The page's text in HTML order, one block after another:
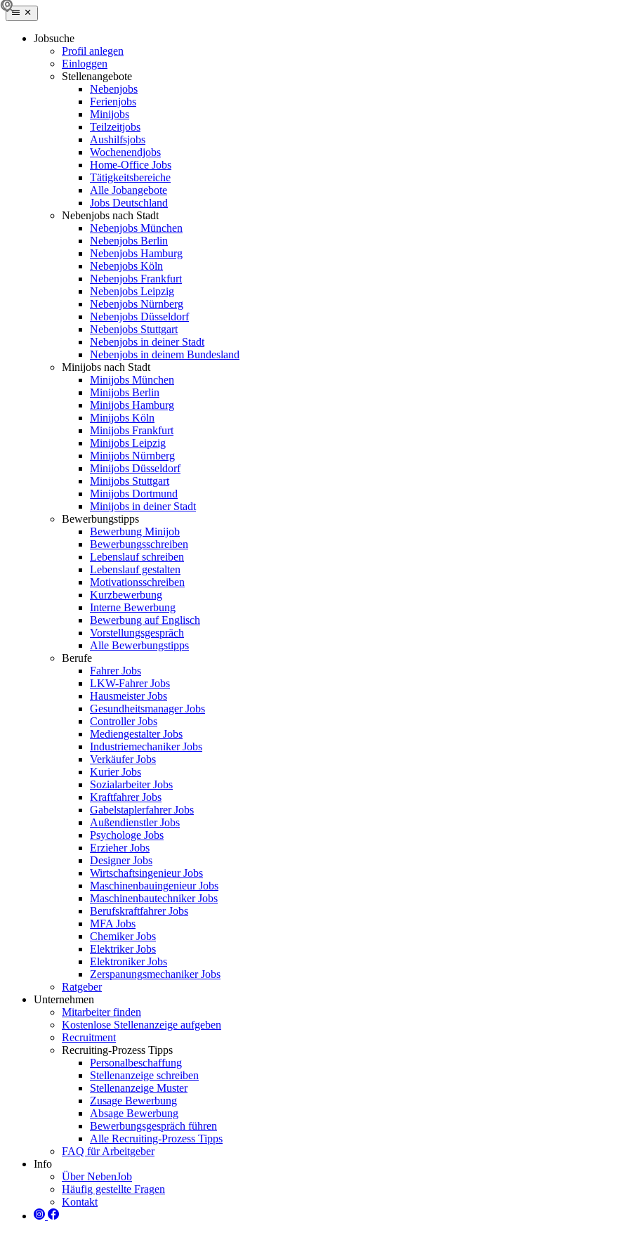
Jobsuche
Profil anlegen
Einloggen
Stellenangebote
Nebenjobs
Ferienjobs
Minijobs
Teilzeitjobs
Aushilfsjobs
Wochenendjobs
Home-Office Jobs
Tätigkeitsbereiche
Alle Jobangebote
Jobs Deutschland
Nebenjobs nach Stadt
Nebenjobs München
Nebenjobs Berlin
Nebenjobs Hamburg
Nebenjobs Köln
Nebenjobs Frankfurt
Nebenjobs Leipzig
Nebenjobs Nürnberg
Nebenjobs Düsseldorf
Nebenjobs Stuttgart
Nebenjobs in deiner Stadt
Nebenjobs in deinem Bundesland
Minijobs nach Stadt
Minijobs München
Minijobs Berlin
Minijobs Hamburg
Minijobs Köln
Minijobs Frankfurt
Minijobs Leipzig
Minijobs Nürnberg
Minijobs Düsseldorf
Minijobs Stuttgart
Minijobs Dortmund
Minijobs in deiner Stadt
Bewerbungstipps
Bewerbung Minijob
Bewerbungsschreiben
Lebenslauf schreiben
Lebenslauf gestalten
Motivationsschreiben
Kurzbewerbung
Interne Bewerbung
Bewerbung auf Englisch
Vorstellungsgespräch
Alle Bewerbungstipps
Berufe
Fahrer Jobs
LKW-Fahrer Jobs
Hausmeister Jobs
Gesundheitsmanager Jobs
Controller Jobs
Mediengestalter Jobs
Industriemechaniker Jobs
Verkäufer Jobs
Kurier Jobs
Sozialarbeiter Jobs
Kraftfahrer Jobs
Gabelstaplerfahrer Jobs
Außendienstler Jobs
Psychologe Jobs
Erzieher Jobs
Designer Jobs
Wirtschaftsingenieur Jobs
Maschinenbauingenieur Jobs
Maschinenbautechniker Jobs
Berufskraftfahrer Jobs
MFA Jobs
Chemiker Jobs
Elektriker Jobs
Elektroniker Jobs
Zerspanungsmechaniker Jobs
Ratgeber
Unternehmen
Mitarbeiter finden
Kostenlose Stellenanzeige aufgeben
Recruitment
Recruiting-Prozess Tipps
Personalbeschaffung
Stellenanzeige schreiben
Stellenanzeige Muster
Zusage Bewerbung
Absage Bewerbung
Bewerbungsgespräch führen
Alle Recruiting-Prozess Tipps
FAQ für Arbeitgeber
Info
Über NebenJob
Häufig gestellte Fragen
Kontakt